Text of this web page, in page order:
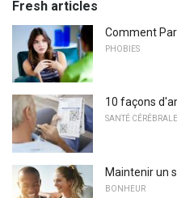
Fresh articles
Comment
PHOBIES
10 façons
SANTÉ CÉRÉBRALE
Maintenir un
BONHEUR